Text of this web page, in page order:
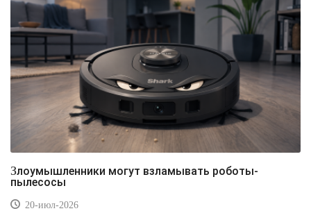
Злоумышленники могут взламывать роботы-
пылесосы
20-июл-2026